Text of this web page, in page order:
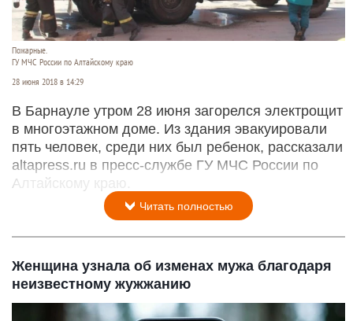
Пожарные.
ГУ МЧС России по Алтайскому краю
28 июня 2018 в 14:29
В Барнауле утром 28 июня загорелся электрощит
в многоэтажном доме. Из здания эвакуировали
пять человек, среди них был ребенок, рассказали
altapress.ru в пресс-службе ГУ МЧС России по
Алтайскому краю.
Читать полностью
Женщина узнала об изменах мужа благодаря
неизвестному жужжанию